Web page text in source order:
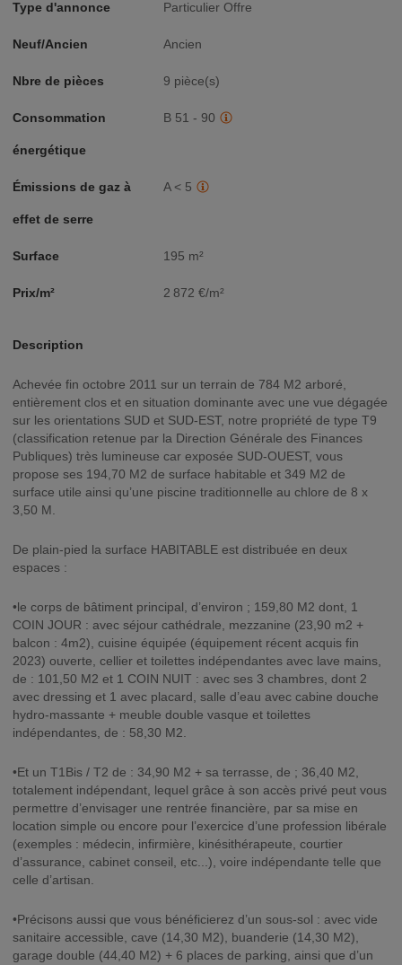
Type d'annonce Particulier Offre
Neuf/Ancien Ancien
Nbre de pièces 9 pièce(s)
Consommation
énergétique
B 51 - 90
Émissions de gaz à
effet de serre
A < 5
Surface 195 m²
Prix/m² 2 872 €/m²
Description
Achevée fin octobre 2011 sur un terrain de 784 M2 arboré,
entièrement clos et en situation dominante avec une vue dégagée
sur les orientations SUD et SUD-EST, notre propriété de type T9
(classification retenue par la Direction Générale des Finances
Publiques) très lumineuse car exposée SUD-OUEST, vous
propose ses 194,70 M2 de surface habitable et 349 M2 de
surface utile ainsi qu’une piscine traditionnelle au chlore de 8 x
3,50 M.
De plain-pied la surface HABITABLE est distribuée en deux
espaces :
•le corps de bâtiment principal, d’environ ; 159,80 M2 dont, 1
COIN JOUR : avec séjour cathédrale, mezzanine (23,90 m2 +
balcon : 4m2), cuisine équipée (équipement récent acquis fin
2023) ouverte, cellier et toilettes indépendantes avec lave mains,
de : 101,50 M2 et 1 COIN NUIT : avec ses 3 chambres, dont 2
avec dressing et 1 avec placard, salle d’eau avec cabine douche
hydro-massante + meuble double vasque et toilettes
indépendantes, de : 58,30 M2.
•Et un T1Bis / T2 de : 34,90 M2 + sa terrasse, de ; 36,40 M2,
totalement indépendant, lequel grâce à son accès privé peut vous
permettre d’envisager une rentrée financière, par sa mise en
location simple ou encore pour l’exercice d’une profession libérale
(exemples : médecin, infirmière, kinésithérapeute, courtier
d’assurance, cabinet conseil, etc...), voire indépendante telle que
celle d’artisan.
•Précisons aussi que vous bénéficierez d’un sous-sol : avec vide
sanitaire accessible, cave (14,30 M2), buanderie (14,30 M2),
garage double (44,40 M2) + 6 places de parking, ainsi que d’un